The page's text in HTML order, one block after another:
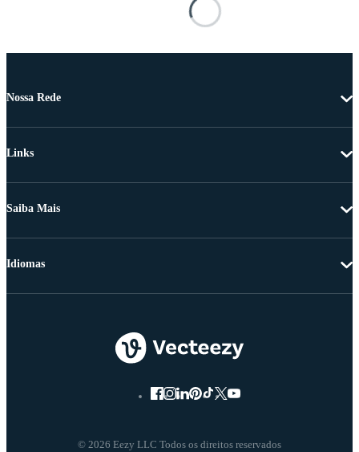
Nossa Rede
Links
Saiba Mais
© 2026 Eezy LLC Todos os direitos reservados
Idiomas